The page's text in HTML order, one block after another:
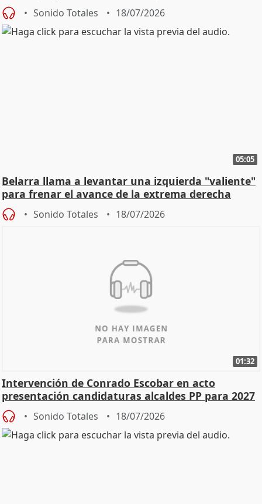
Sonido Totales 18/07/2026
05:05
Belarra llama a levantar una izquierda "valiente"
para frenar el avance de la extrema derecha
Sonido Totales 18/07/2026
01:32
Intervención de Conrado Escobar en acto
presentación candidaturas alcaldes PP para 2027
Sonido Totales 18/07/2026